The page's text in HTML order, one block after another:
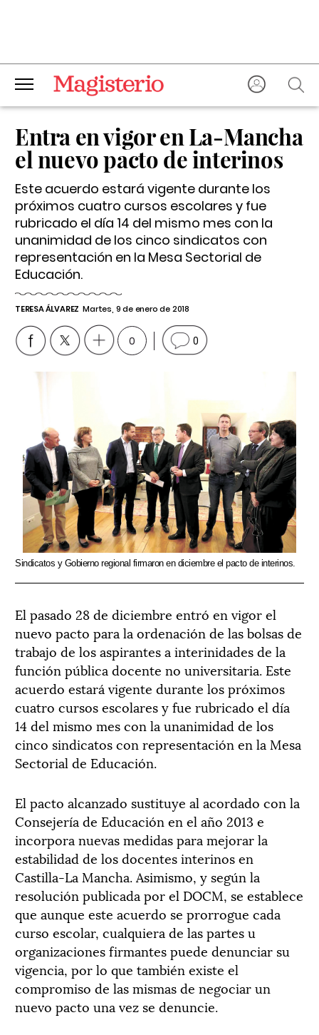
Entra en vigor en La-Mancha
el nuevo pacto de interinos
Este acuerdo estará vigente durante los
próximos cuatro cursos escolares y fue
rubricado el día 14 del mismo mes con la
unanimidad de los cinco sindicatos con
representación en la Mesa Sectorial de
Educación.
TERESA ÁLVAREZ Martes, 9 de enero de 2018
0 0
Sindicatos y Gobierno regional firmaron en diciembre el pacto de interinos.
El pasado 28 de diciembre entró en vigor el
nuevo pacto para la ordenación de las bolsas de
trabajo de los aspirantes a interinidades de la
función pública docente no universitaria. Este
acuerdo estará vigente durante los próximos
cuatro cursos escolares y fue rubricado el día
14 del mismo mes con la unanimidad de los
cinco sindicatos con representación en la Mesa
Sectorial de Educación.
El pacto alcanzado sustituye al acordado con la
Consejería de Educación en el año 2013 e
incorpora nuevas medidas para mejorar la
estabilidad de los docentes interinos en
Castilla-La Mancha. Asimismo, y según la
resolución publicada por el DOCM, se establece
que aunque este acuerdo se prorrogue cada
curso escolar, cualquiera de las partes u
organizaciones firmantes puede denunciar su
vigencia, por lo que también existe el
compromiso de las mismas de negociar un
nuevo pacto una vez se denuncie.